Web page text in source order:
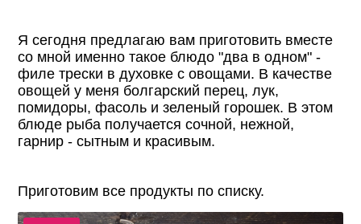
Я сегодня предлагаю вам приготовить вместе
со мной именно такое блюдо "два в одном" -
филе трески в духовке с овощами. В качестве
овощей у меня болгарский перец, лук,
помидоры, фасоль и зеленый горошек. В этом
блюде рыба получается сочной, нежной,
гарнир - сытным и красивым.
Приготовим все продукты по списку.